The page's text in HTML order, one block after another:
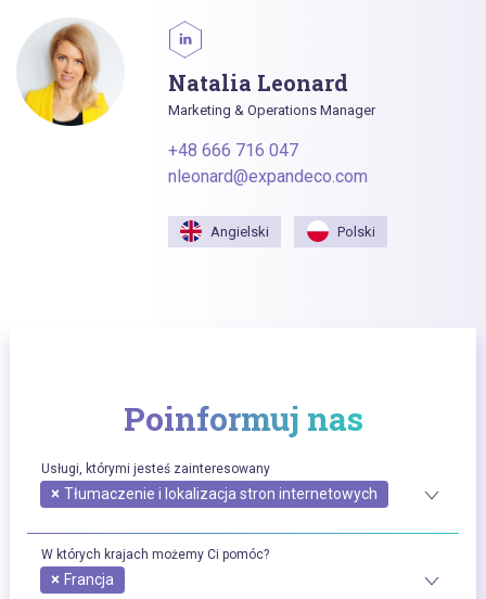
Natalia Leonard
Marketing & Operations Manager
+48 666 716 047
nleonard@expandeco.com
Angielski Polski
Poinformuj nas
Usługi, którymi jesteś zainteresowany
× Tłumaczenie i lokalizacja stron internetowych
W których krajach możemy Ci pomóc?
× Francja